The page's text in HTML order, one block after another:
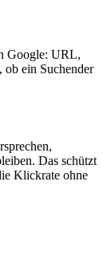
Google: URL,
ob ein Suchender
Das schützt
Klickrate ohne